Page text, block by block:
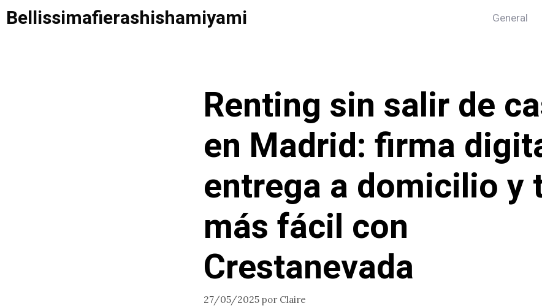
Saltar
alBellissimafierashishamiyami General
Renting sin salir de
en Madrid: firma
entrega a domicilio y
más fácil con
Crestanevada
27/05/2025 por Claire